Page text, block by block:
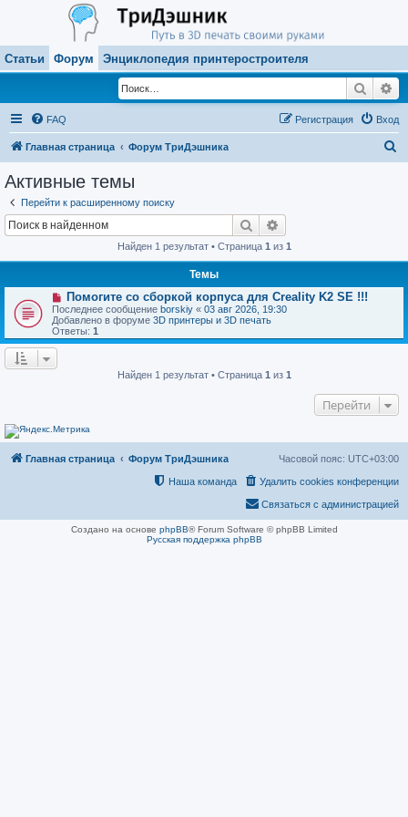
Статьи Форум Энциклопедия принтеростроителя
Поиск
FAQ Вход
Регистрация
Главная страница Форум ТриДэшника
Активные темы
Перейти к расширенному поиску
Поиск
Найден 1 результат • Страница 1 из 1
Темы
Н
о
в
о
е
и
Помогите со сборкой корпуса для Creality K2 SE !!!
Последнее сообщение borskiy « 03 авг 2026, 19:30
Добавлено в форуме 3D принтеры и 3D печать
Ответы: 1
Найден 1 результат • Страница 1 из 1
Перейти
Главная страница Форум ТриДэшника Часовой пояс: UTC+03:00
Удалить cookies конференции
Наша команда
Связаться с администрацией
Создано на основе phpBB® Forum Software © phpBB Limited
Русская поддержка phpBB